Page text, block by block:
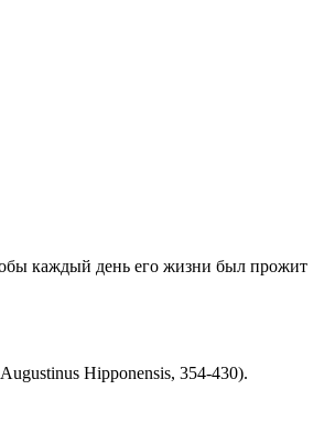
каждый день его жизни был прожит
Hipponensis, 354-430).